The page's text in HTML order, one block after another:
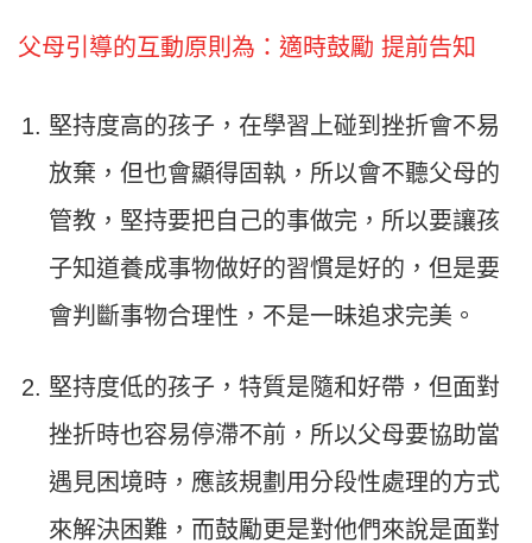
父母引導的互動原則為：適時鼓勵 提前告知
堅持度高的孩子，在學習上碰到挫折會不易
放棄，但也會顯得固執，所以會不聽父母的
管教，堅持要把自己的事做完，所以要讓孩
子知道養成事物做好的習慣是好的，但是要
會判斷事物合理性，不是一昧追求完美。
堅持度低的孩子，特質是隨和好帶，但面對
挫折時也容易停滯不前，所以父母要協助當
遇見困境時，應該規劃用分段性處理的方式
來解決困難，而鼓勵更是對他們來說是面對